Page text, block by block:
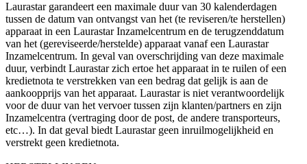
Laurastar garandeert een maximale duur van 30 kalenderdagen
tussen de datum van ontvangst van het (te reviseren/te herstellen)
apparaat in een Laurastar Inzamelcentrum en de terugzenddatum
van het (gereviseerde/herstelde) apparaat vanaf een Laurastar
Inzamelcentrum. In geval van overschrijding van deze maximale
duur, verbindt Laurastar zich ertoe het apparaat in te ruilen of een
kredietnota te verstrekken van een bedrag dat gelijk is aan de
aankoopprijs van het apparaat. Laurastar is niet verantwoordelijk
voor de duur van het vervoer tussen zijn klanten/partners en zijn
Inzamelcentra (vertraging door de post, de andere transporteurs,
etc…). In dat geval biedt Laurastar geen inruilmogelijkheid en
verstrekt geen kredietnota.